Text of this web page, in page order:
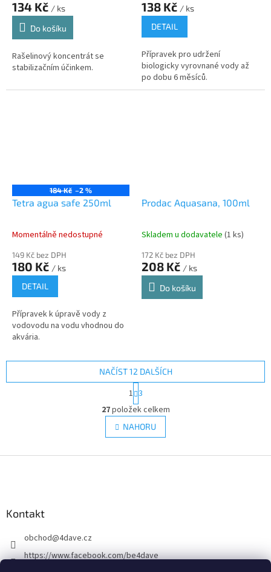
134 Kč / ks
Do košíku
Rašelinový koncentrát se
stabilizačním účinkem.
138 Kč / ks
DETAIL
Přípravek pro udržení
biologicky vyrovnané vody až
po dobu 6 měsíců.
184 Kč –2 %
Tetra agua safe 250ml
Momentálně nedostupné
149 Kč bez DPH
180 Kč / ks
DETAIL
Přípravek k úpravě vody z
vodovodu na vodu vhodnou do
akvária.
Prodac Aquasana, 100ml
Skladem u dodavatele (1 ks)
172 Kč bez DPH
208 Kč / ks
Do košíku
O
v
l
á
v
NAČÍST 12 DALŠÍCH
S
t
r
á
n
k
v
1 3
27položek celkem
NAHORU
Kontakt
obchod@4dave.cz
https://www.facebook.com/be4dave